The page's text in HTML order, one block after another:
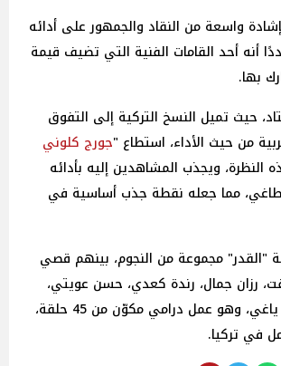
واسعة من النقاد والجمهور على أدائه
أنه أحد القامات الفنية التي تضيف قيمة
بها.
حيث تميل النسخ التركية إلى التفوق
من حيث الأداء، استطاع "جورج كلوني
النظرة، ويجذب المشاهدين إليه بأدائه
مما جعله نقطة جذب أساسية في
"القدر" مجموعة من النجوم، بينهم قصي
رزان جمال، رندة كعدي، حسن عويتي،
نورا رحال، وفارس ياغي، وهو عمل درامي مكوّن من 45 حلقة،
في تركيا.